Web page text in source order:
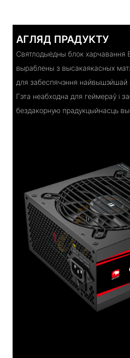
АГЛЯД ПРАДУКТУ
Святлодыёдны блок харчавання
выраблены з высакаякасных
для забеспячэння найвышэйшай
Гэта неабходна для геймераў і
бездакорную прадукцыйнасць